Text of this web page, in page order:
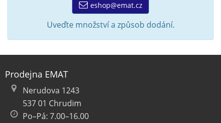
eshop@emat.cz
Uveďte množství a způsob dodání.
Prodejna EMAT
Nerudova 1243
537 01 Chrudim
Po–Pá: 7.00–16.00